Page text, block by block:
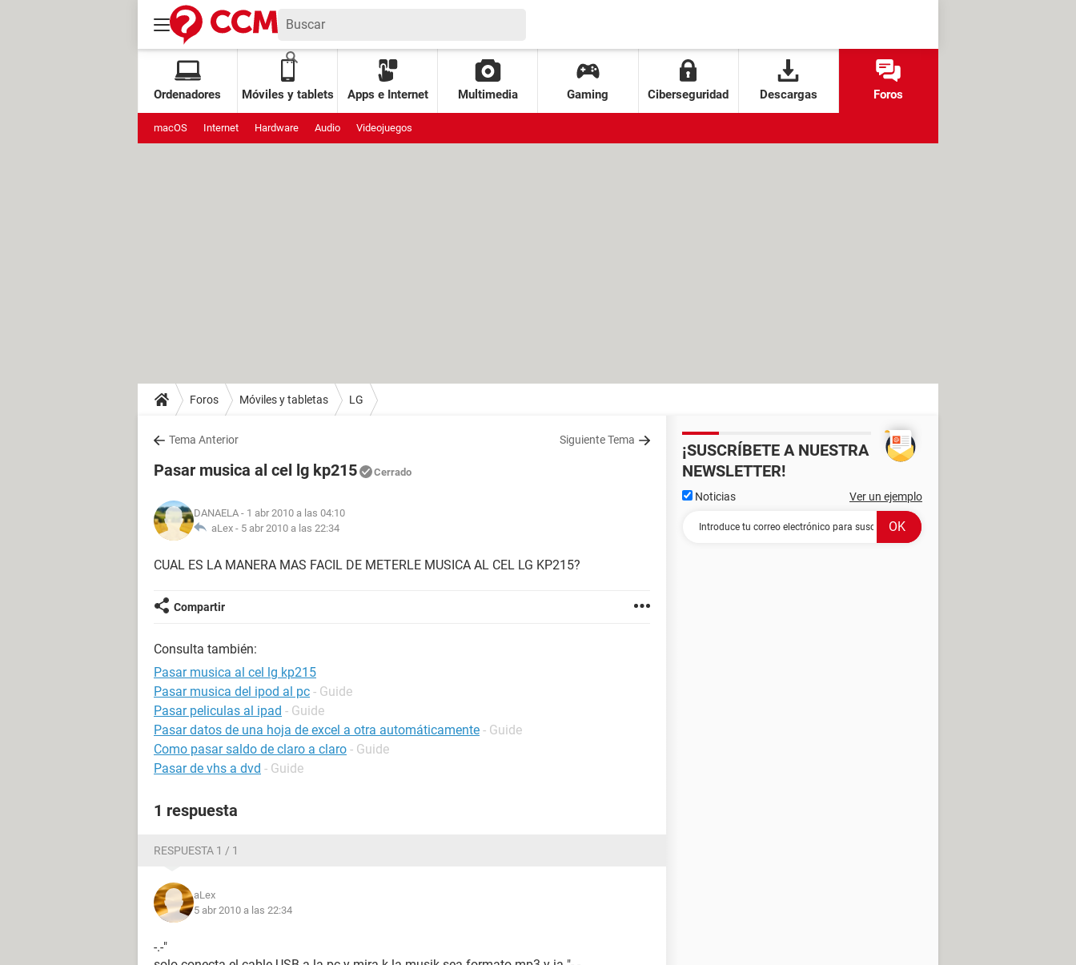
Ordenadores Móviles y tablets Apps e Internet Multimedia Gaming Ciberseguridad Descargas Foros
macOS Internet Hardware Audio Videojuegos
Foros Móviles y tabletas LG
Tema Anterior Siguiente Tema
Pasar musica al cel lg kp215 Cerrado
DANAELA - 1 abr 2010 a las 04:10
aLex - 5 abr 2010 a las 22:34
CUAL ES LA MANERA MAS FACIL DE METERLE MUSICA AL CEL LG KP215?
Compartir
Consulta también:
Pasar musica al cel lg kp215
Pasar musica del ipod al pc - Guide
Pasar peliculas al ipad - Guide
Pasar datos de una hoja de excel a otra automáticamente - Guide
Como pasar saldo de claro a claro - Guide
Pasar de vhs a dvd - Guide
1 respuesta
RESPUESTA 1 / 1
aLex
5 abr 2010 a las 22:34
-.-"
¡SUSCRÍBETE A NUESTRA
NEWSLETTER!
Noticias Ver un ejemplo